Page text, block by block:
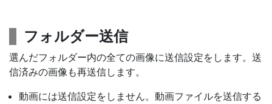
フォルダー送信
選んだフォルダー内の全ての画像に送信設定をします。送
信済みの画像も再送信します。
動画には送信設定をしません。動画ファイルを送信する